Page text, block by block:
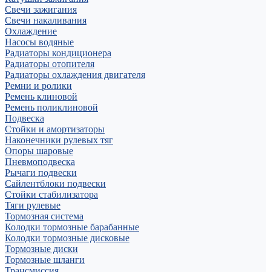
Свечи зажигания
Свечи накаливания
Охлаждение
Насосы водяные
Радиаторы кондиционера
Радиаторы отопителя
Радиаторы охлаждения двигателя
Ремни и ролики
Ремень клиновой
Ремень поликлиновой
Подвеска
Стойки и амортизаторы
Наконечники рулевых тяг
Опоры шаровые
Пневмоподвеска
Рычаги подвески
Сайлентблоки подвески
Стойки стабилизатора
Тяги рулевые
Тормозная система
Колодки тормозные барабанные
Колодки тормозные дисковые
Тормозные диски
Тормозные шланги